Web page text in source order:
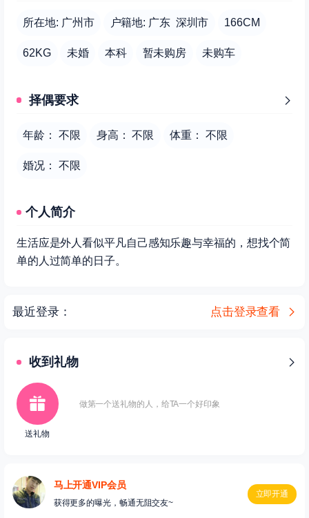
所在地: 广州市 户籍地: 广东 深圳市 166CM
62KG 未婚 本科 暂未购房 未购车
择偶要求
年龄： 不限 身高： 不限 体重： 不限
婚况： 不限
个人简介
生活应是外人看似平凡自己感知乐趣与幸福的，想找个简
单的人过简单的日子。
最近登录： 点击登录查看
收到礼物
送礼物
做第一个送礼物的人，给TA一个好印象
马上开通VIP会员
获得更多的曝光，畅通无阻交友~
立即开通